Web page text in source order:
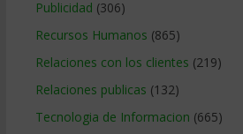
Publicidad (306)
Recursos Humanos (865)
Relaciones con los clientes (219)
Relaciones publicas (132)
Tecnologia de Informacion (665)